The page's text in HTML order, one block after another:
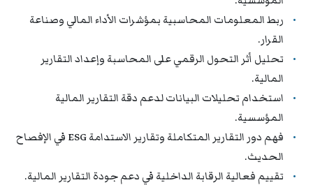
ربط المعلومات المحاسبية بمؤشرات الأداء المالي وصناعة
القرار.
تحليل أثر التحول الرقمي على المحاسبة وإعداد التقارير
المالية.
استخدام تحليلات البيانات لدعم دقة التقارير المالية
المؤسسية.
فهم دور التقارير المتكاملة وتقارير الاستدامة ESG في الإفصاح
الحديث.
تقييم فعالية الرقابة الداخلية في دعم جودة التقارير المالية.